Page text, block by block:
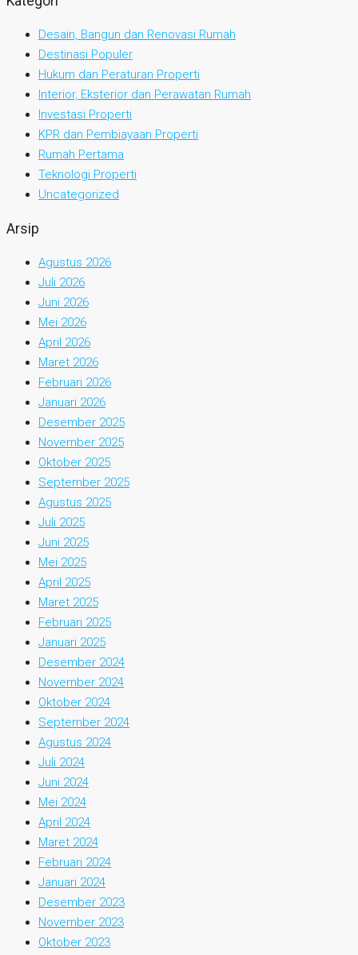
Desain, Bangun dan Renovasi Rumah
Destinasi Populer
Hukum dan Peraturan Properti
Interior, Eksterior dan Perawatan Rumah
Investasi Properti
KPR dan Pembiayaan Properti
Rumah Pertama
Teknologi Properti
Uncategorized
Arsip
Agustus 2026
Juli 2026
Juni 2026
Mei 2026
April 2026
Maret 2026
Februari 2026
Januari 2026
Desember 2025
November 2025
Oktober 2025
September 2025
Agustus 2025
Juli 2025
Juni 2025
Mei 2025
April 2025
Maret 2025
Februari 2025
Januari 2025
Desember 2024
November 2024
Oktober 2024
September 2024
Agustus 2024
Juli 2024
Juni 2024
Mei 2024
April 2024
Maret 2024
Februari 2024
Januari 2024
Desember 2023
November 2023
Oktober 2023